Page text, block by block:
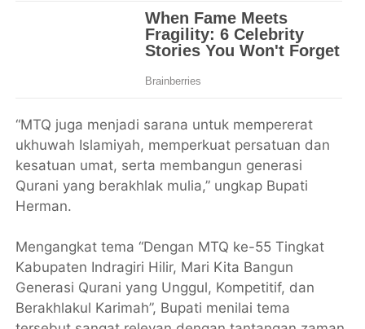
“MTQ juga menjadi sarana untuk mempererat
ukhuwah Islamiyah, memperkuat persatuan dan
kesatuan umat, serta membangun generasi
Qurani yang berakhlak mulia,” ungkap Bupati
Herman.
Mengangkat tema “Dengan MTQ ke-55 Tingkat
Kabupaten Indragiri Hilir, Mari Kita Bangun
Generasi Qurani yang Unggul, Kompetitif, dan
Berakhlakul Karimah”, Bupati menilai tema